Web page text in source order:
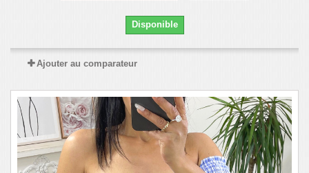
Disponible
Ajouter au comparateur